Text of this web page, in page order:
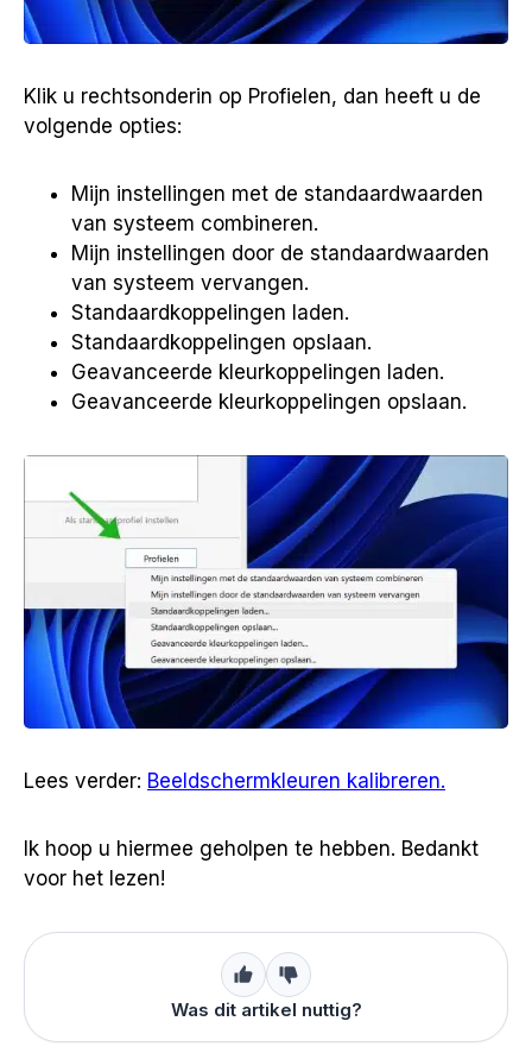
Klik u rechtsonderin op Profielen, dan heeft u de
volgende opties:
Mijn instellingen met de standaardwaarden
van systeem combineren.
Mijn instellingen door de standaardwaarden
van systeem vervangen.
Standaardkoppelingen laden.
Standaardkoppelingen opslaan.
Geavanceerde kleurkoppelingen laden.
Geavanceerde kleurkoppelingen opslaan.
Lees verder: Beeldschermkleuren kalibreren.
Ik hoop u hiermee geholpen te hebben. Bedankt
voor het lezen!
Was dit artikel nuttig?